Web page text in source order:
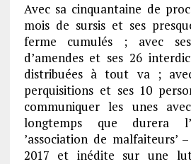
Avec sa cinquantaine de
mois de sursis et ses
ferme cumulés ; avec
d’amendes et ses 26
distribuées à tout va ;
perquisitions et ses 10
communiquer les unes
longtemps que durera
’association de
2017 et inédite sur une